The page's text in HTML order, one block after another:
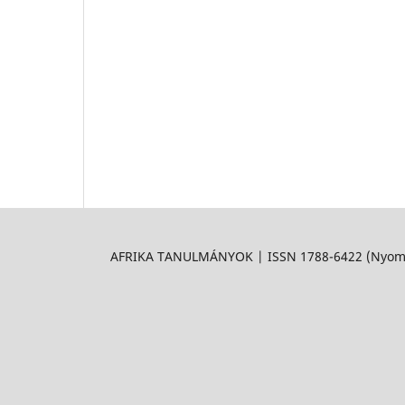
AFRIKA TANULMÁNYOK | ISSN 1788-6422